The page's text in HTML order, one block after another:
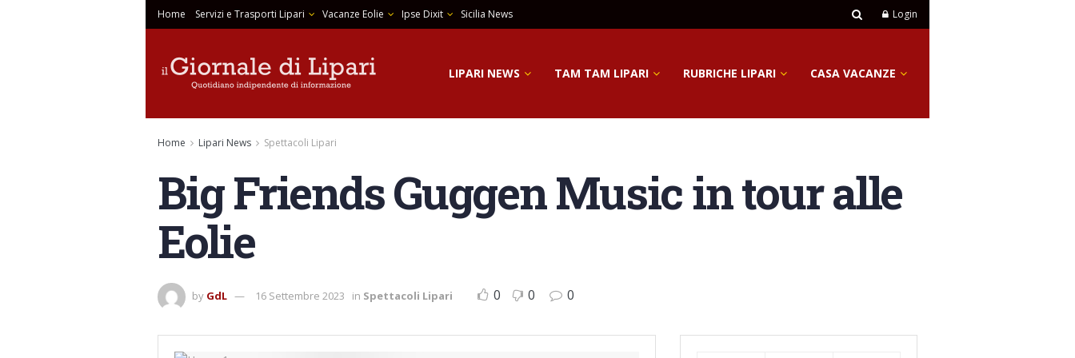
Home Servizi e Trasporti Lipari Vacanze Eolie Ipse Dixit Sicilia News Login
LIPARI NEWS TAM TAM LIPARI RUBRICHE LIPARI CASA VACANZE
Home Lipari News Spettacoli Lipari
Big Friends Guggen Music in tour alle
Eolie
by GdL 16 Settembre 2023 in Spettacoli Lipari 0 0 0